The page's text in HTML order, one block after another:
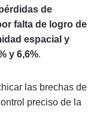
de
falta de logro de
espacial y
y 6,6%.
las brechas de
preciso de la